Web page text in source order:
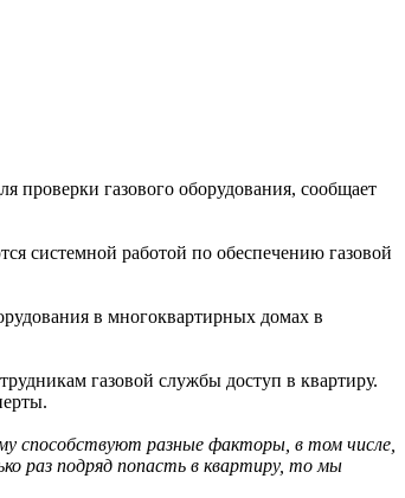
проверки газового оборудования, сообщает
системной работой по обеспечению газовой
в многоквартирных домах в
газовой службы доступ в квартиру.
способствуют разные факторы, в том числе,
раз подряд попасть в квартиру, то мы